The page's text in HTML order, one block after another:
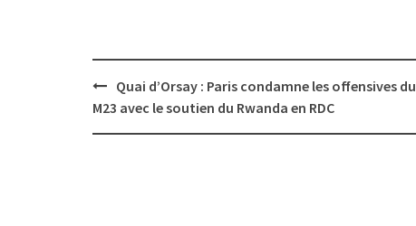
Post
navigation
Quai d’Orsay : Paris condamne les offensives du
M23 avec le soutien du Rwanda en RDC